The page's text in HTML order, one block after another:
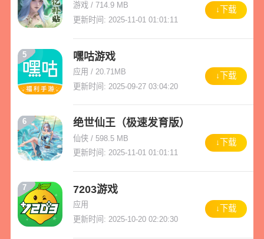
游戏 / 714.9 MB
更新时间: 2025-11-01 01:01:11
↓下载
5 嘿咕游戏
应用 / 20.71MB
更新时间: 2025-09-27 03:04:20
↓下载
6 绝世仙王（极速发育版）
仙侠 / 598.5 MB
更新时间: 2025-11-01 01:01:11
↓下载
7 7203游戏
应用
更新时间: 2025-10-20 02:20:30
↓下载